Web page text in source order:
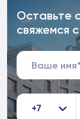
Оставьте
свяжемся
+7